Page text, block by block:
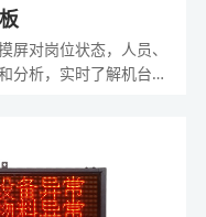
屏对岗位状态，人员、
分析，实时了解机台与